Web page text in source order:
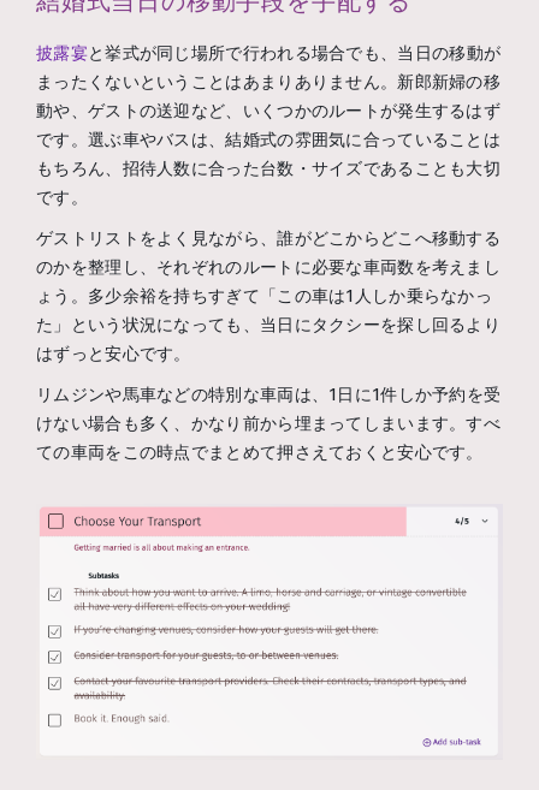
披露宴と挙式が同じ場所で行われる場合でも、当日の移動が
まったくないということはあまりありません。新郎新婦の移
動や、ゲストの送迎など、いくつかのルートが発生するはず
です。選ぶ車やバスは、結婚式の雰囲気に合っていることは
もちろん、招待人数に合った台数・サイズであることも大切
です。
ゲストリストをよく見ながら、誰がどこからどこへ移動する
のかを整理し、それぞれのルートに必要な車両数を考えまし
ょう。多少余裕を持ちすぎて「この車は1人しか乗らなかっ
た」という状況になっても、当日にタクシーを探し回るより
はずっと安心です。
リムジンや馬車などの特別な車両は、1日に1件しか予約を受
けない場合も多く、かなり前から埋まってしまいます。すべ
ての車両をこの時点でまとめて押さえておくと安心です。